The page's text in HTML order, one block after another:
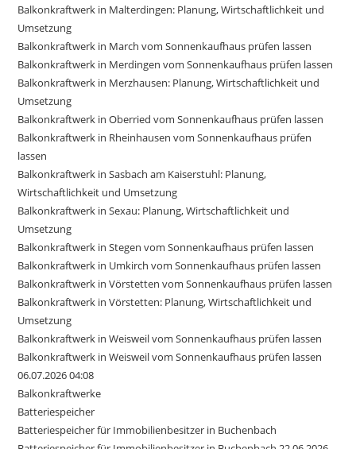
Balkonkraftwerk in Malterdingen: Planung, Wirtschaftlichkeit und
Umsetzung
Balkonkraftwerk in March vom Sonnenkaufhaus prüfen lassen
Balkonkraftwerk in Merdingen vom Sonnenkaufhaus prüfen lassen
Balkonkraftwerk in Merzhausen: Planung, Wirtschaftlichkeit und
Umsetzung
Balkonkraftwerk in Oberried vom Sonnenkaufhaus prüfen lassen
Balkonkraftwerk in Rheinhausen vom Sonnenkaufhaus prüfen
lassen
Balkonkraftwerk in Sasbach am Kaiserstuhl: Planung,
Wirtschaftlichkeit und Umsetzung
Balkonkraftwerk in Sexau: Planung, Wirtschaftlichkeit und
Umsetzung
Balkonkraftwerk in Stegen vom Sonnenkaufhaus prüfen lassen
Balkonkraftwerk in Umkirch vom Sonnenkaufhaus prüfen lassen
Balkonkraftwerk in Vörstetten vom Sonnenkaufhaus prüfen lassen
Balkonkraftwerk in Vörstetten: Planung, Wirtschaftlichkeit und
Umsetzung
Balkonkraftwerk in Weisweil vom Sonnenkaufhaus prüfen lassen
Balkonkraftwerk in Weisweil vom Sonnenkaufhaus prüfen lassen
06.07.2026 04:08
Balkonkraftwerke
Batteriespeicher
Batteriespeicher für Immobilienbesitzer in Buchenbach